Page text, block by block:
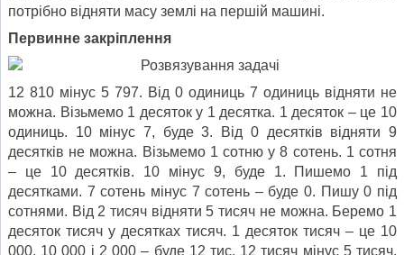
потрібно відняти масу землі на першій машині.
Первинне закріплення
12 810 мінус 5 797. Від 0 одиниць 7 одиниць відняти не
можна. Візьмемо 1 десяток у 1 десятка. 1 десяток – це 10
одиниць. 10 мінус 7, буде 3. Від 0 десятків відняти 9
десятків не можна. Візьмемо 1 сотню у 8 сотень. 1 сотня
– це 10 десятків. 10 мінус 9, буде 1. Пишемо 1 під
десятками. 7 сотень мінус 7 сотень – буде 0. Пишу 0 під
сотнями. Від 2 тисяч відняти 5 тисяч не можна. Беремо 1
десяток тисяч у десятках тисяч. 1 десяток тисяч – це 10
000. 10 000 і 2 000 – буде 12 тис. 12 тисяч мінус 5 тисяч,